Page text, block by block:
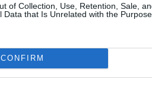
of Collection, Use, Retention, Sale,
Data that Is Unrelated with the
CONFIRM
Άρθρα